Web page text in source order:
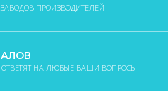
ПРОИЗВОДИТЕЛЕЙ
НА ЛЮБЫЕ ВАШИ ВОПРОСЫ